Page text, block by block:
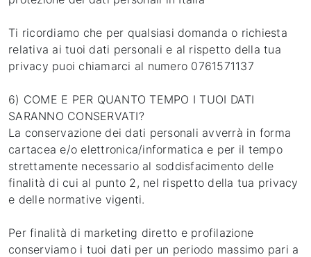
Ti ricordiamo che per qualsiasi domanda o richiesta
relativa ai tuoi dati personali e al rispetto della tua
privacy puoi chiamarci al numero 0761571137
6) COME E PER QUANTO TEMPO I TUOI DATI
SARANNO CONSERVATI?
La conservazione dei dati personali avverrà in forma
cartacea e/o elettronica/informatica e per il tempo
strettamente necessario al soddisfacimento delle
finalità di cui al punto 2, nel rispetto della tua privacy
e delle normative vigenti.
Per finalità di marketing diretto e profilazione
conserviamo i tuoi dati per un periodo massimo pari a